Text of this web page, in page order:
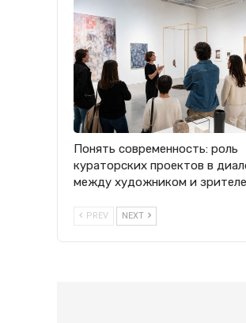
Понять современность: роль
кураторских проектов в
между художником и
PREV NEXT